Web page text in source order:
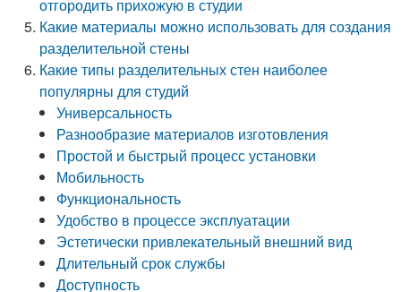
отгородить прихожую в студии
Какие материалы можно использовать для создания
разделительной стены
Какие типы разделительных стен наиболее
популярны для студий
Универсальность
Разнообразие материалов изготовления
Простой и быстрый процесс установки
Мобильность
Функциональность
Удобство в процессе эксплуатации
Эстетически привлекательный внешний вид
Длительный срок службы
Доступность